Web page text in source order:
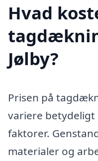
Hvad
Jølby?
Prisen på
variere
faktorer.
materialer og